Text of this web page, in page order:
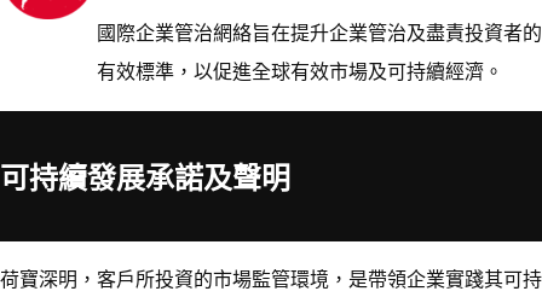
國際企業管治網絡旨在提升企業管治及盡責投資者的
有效標準，以促進全球有效市場及可持續經濟。
可持續發展承諾及聲明
荷寶深明，客戶所投資的市場監管環境，是帶領企業實踐其可持